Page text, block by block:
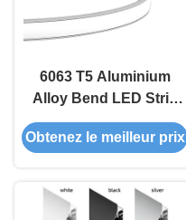
6063 T5 Aluminium
Alloy Bend LED Strip
Profil en aluminium
avec 50000 heures de
de l'ombre vers le haut
et vers le bas
Obtenez le meilleur prix